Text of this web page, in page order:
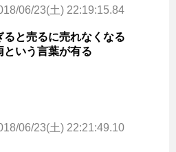
06/23(土) 22:19:15.84
と売るに売れなくなる
という言葉が有る
06/23(土) 22:21:49.10